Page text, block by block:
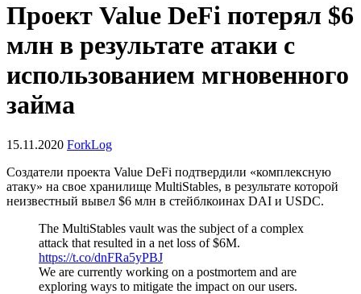
Проект Value DeFi потерял $6
млн в результате атаки с
использованием мгновенного
займа
15.11.2020 ForkLog
Создатели проекта Value DeFi подтвердили «комплексную
атаку» на свое хранилище MultiStables, в результате которой
неизвестный вывел $6 млн в стейблкоинах DAI и USDC.
The MultiStables vault was the subject of a complex
attack that resulted in a net loss of $6M.
https://t.co/dnFRa5yPBJ
We are currently working on a postmortem and are
exploring ways to mitigate the impact on our users.